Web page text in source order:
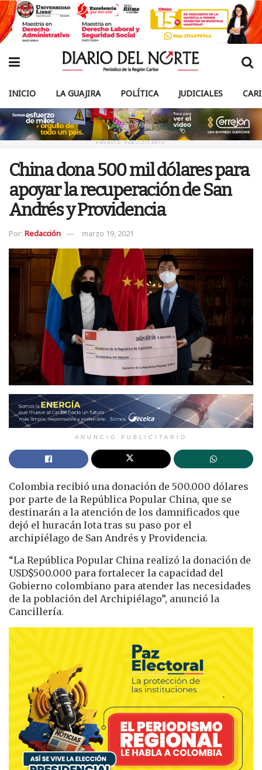
INICIO LA GUAJIRA POLÍTICA JUDICIALES
ANUNCIO PUBLICITARIO
China dona 500 mil dólares para
apoyar la recuperación de San
Andrés y Providencia
Por: Redacción marzo 19, 2021
ANUNCIO PUBLICITARIO
Colombia recibió una donación de 500.000 dólares
por parte de la República Popular China, que se
destinarán a la atención de los damnificados que
dejó el huracán Iota tras su paso por el
archipiélago de San Andrés y Providencia.
“La República Popular China realizó la donación de
USD$500.000 para fortalecer la capacidad del
Gobierno colombiano para atender las necesidades
de la población del Archipiélago”, anunció la
Cancillería.